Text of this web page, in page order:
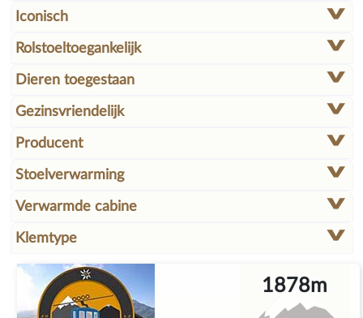
Iconisch
Rolstoeltoegankelijk
Dieren toegestaan
Gezinsvriendelijk
Producent
Stoelverwarming
Verwarmde cabine
Klemtype
1878m